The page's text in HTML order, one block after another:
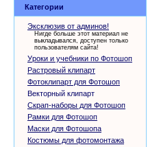
Категории
Эксклюзив от админов!
Нигде больше этот материал не
выкладывался, доступен только
пользователям сайта!
Уроки и учебники по Фотошоп
Растровый клипарт
Фотоклипарт для Фотошоп
Векторный клипарт
Скрап-наборы для Фотошоп
Рамки для Фотошоп
Маски для Фотошопа
Костюмы для фотомонтажа